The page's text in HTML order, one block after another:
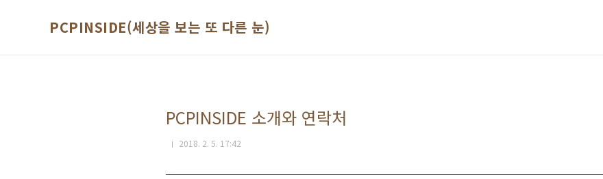
PCPINSIDE(세상을 보는 또 다른 눈)
PCPINSIDE 소개와 연락처
2018. 2. 5. 17:42